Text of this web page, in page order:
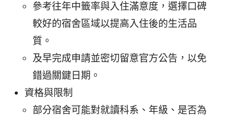
參考往年中籤率與入住滿意度，選擇口碑
較好的宿舍區域以提高入住後的生活品
質。
及早完成申請並密切留意官方公告，以免
錯過關鍵日期。
資格與限制
部分宿舍可能對就讀科系、年級、是否為